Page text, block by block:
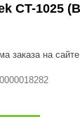
CT-1025
заказа на